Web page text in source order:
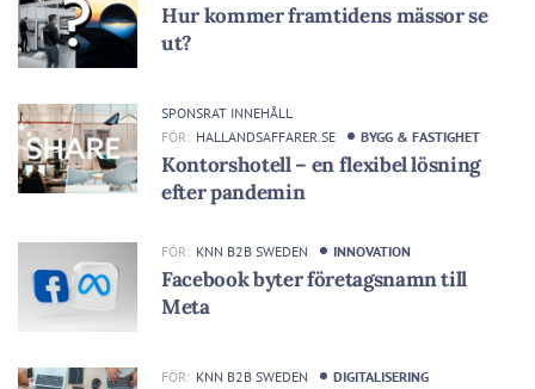
Hur kommer framtidens mässor se
ut?
SPONSRAT INNEHÅLL
FÖR: HALLANDSAFFARER.SE BYGG & FASTIGHET
Kontorshotell – en flexibel lösning
efter pandemin
FÖR: KNN B2B SWEDEN INNOVATION
Facebook byter företagsnamn till
Meta
FÖR: KNN B2B SWEDEN DIGITALISERING